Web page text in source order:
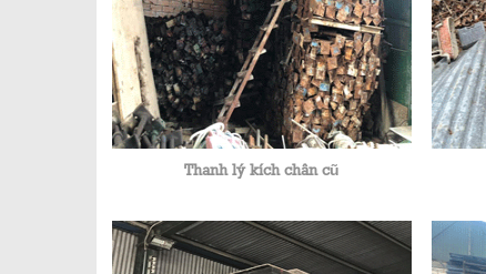
Thanh lý kích chân cũ